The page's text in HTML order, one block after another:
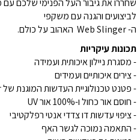
לביצועים והגנה עם משקפי
ה- Web Slinger האהוב על כולם.
תכונות עיקריות
- מסגרת ניילון איכותית ועמידה
- צירים איכותיים ועמידים
- פטנט טכנולוגיית העדשות המוגנת של Gunnar
- חוסם אור כחול ו-100% אור UV
- ציפוי עדשות דו צדדי אנטי רפלקטיבי
-התאמה נמוכה לגשר האף